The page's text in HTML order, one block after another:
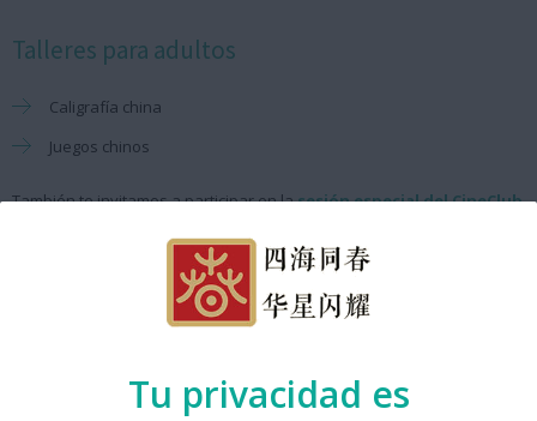
Tu privacidad es
Talleres para adultos
Caligrafía china
Juegos chinos
También te invitamos a participar en lasesión especial del CineClub
Datos de la actividad
Fundació Institut Confuci de Barcelona